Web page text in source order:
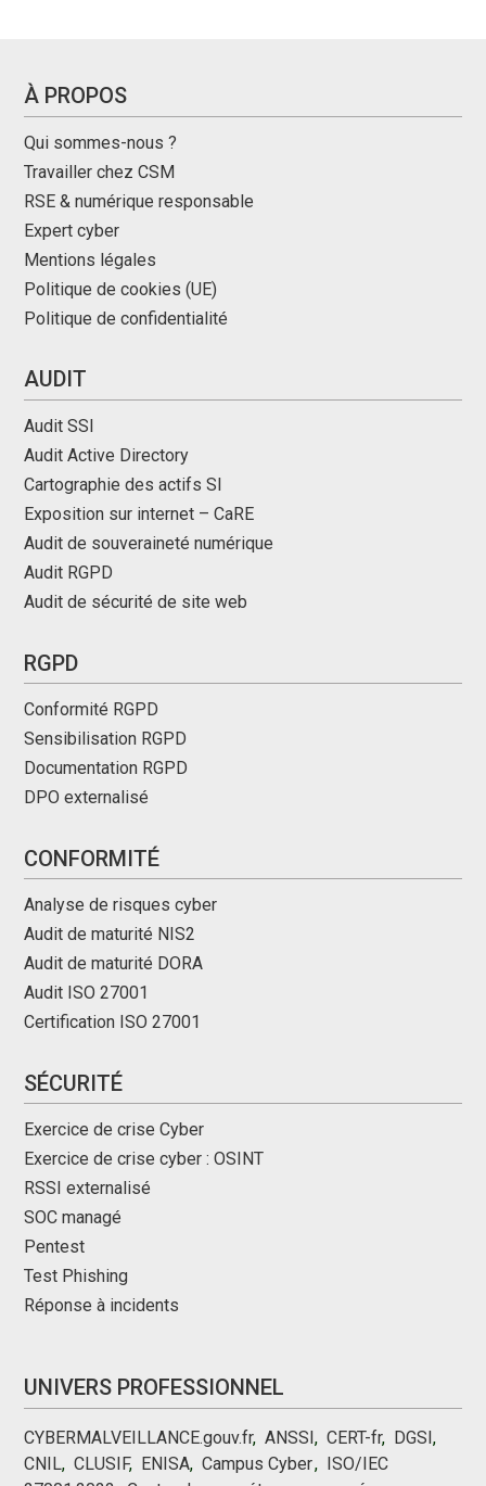
À PROPOS
Qui sommes-nous ?
Travailler chez CSM
RSE & numérique responsable
Expert cyber
Mentions légales
Politique de cookies (UE)
Politique de confidentialité
AUDIT
Audit SSI
Audit Active Directory
Cartographie des actifs SI
Exposition sur internet – CaRE
Audit de souveraineté numérique
Audit RGPD
Audit de sécurité de site web
RGPD
Conformité RGPD
Sensibilisation RGPD
Documentation RGPD
DPO externalisé
CONFORMITÉ
Analyse de risques cyber
Audit de maturité NIS2
Audit de maturité DORA
Audit ISO 27001
Certification ISO 27001
SÉCURITÉ
Exercice de crise Cyber
Exercice de crise cyber : OSINT
RSSI externalisé
SOC managé
Pentest
Test Phishing
Réponse à incidents
UNIVERS PROFESSIONNEL
CYBERMALVEILLANCE.gouv.fr,ANSSI,CERT-fr, DGSI,
CNIL,CLUSIF, ENISA,Campus Cyber,, ISO/IEC